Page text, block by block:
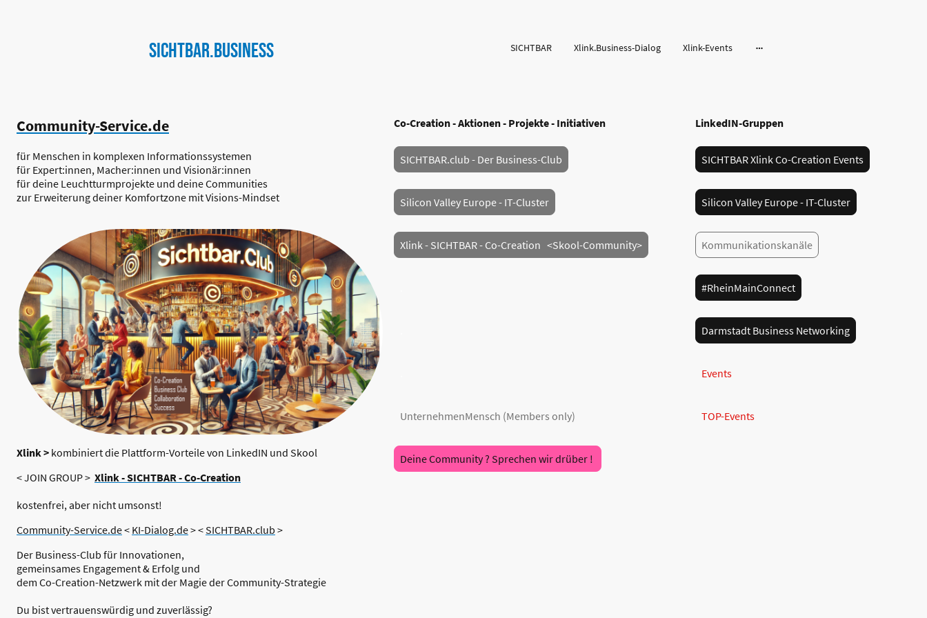
SICHTBAR.business SICHTBAR Xlink.Business-Dialog Xlink-Events
Community-Service.de
für Menschen in komplexen Informationssystemen
für Expert:innen, Macher:innen und Visionär:innen
für deine Leuchtturmprojekte und deine Communities
zur Erweiterung deiner Komfortzone mit Visions-Mindset
Xlink > kombiniert die Plattform-Vorteile von LinkedIN und Skool
< JOIN GROUP > Xlink - SICHTBAR - Co-Creation
kostenfrei, aber nicht umsonst!
Community-Service.de< KI-Dialog.de> <SICHTBAR.club >
Der Business-Club für Innovationen,
gemeinsames Engagement & Erfolg und
dem Co-Creation-Netzwerk mit der Magie derCommunity-Strategie
Du bist vertrauenswürdig und zuverlässig?
Co-Creation - Aktionen - Projekte - Initiativen
SICHTBAR.club - Der Business-Club
Silicon Valley Europe - IT-Cluster
Xlink - SICHTBAR - Co-Creation <Skool-Community>
UnternehmenMensch (Members only)
Deine Community ? Sprechen wir drüber !
LinkedIN-Gruppen
SICHTBAR Xlink Co-Creation Events
Silicon Valley Europe - IT-Cluster
Kommunikationskanäle
#RheinMainConnect
Darmstadt Business Networking
Events
TOP-Events